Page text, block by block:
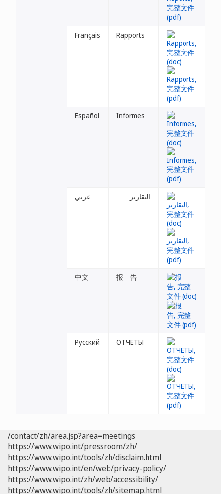
Français Rapports
Español Informes
عربي التقارير
中文 报 告
Русский ОТЧЕТЫ
/contact/zh/area.jsp?area=meetings
https://www.wipo.int/pressroom/zh/
https://www.wipo.int/tools/zh/disclaim.html
https://www.wipo.int/en/web/privacy-policy/
https://www.wipo.int/zh/web/accessibility/
https://www.wipo.int/tools/zh/sitemap.html